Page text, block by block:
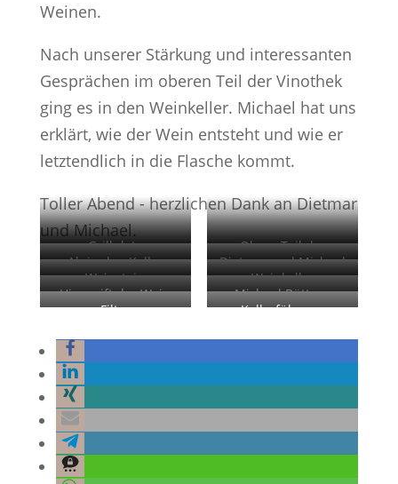
Weinen.
Nach unserer Stärkung und interessanten
Gesprächen im oberen Teil der Vinothek
ging es in den Weinkeller. Michael hat uns
erklärt, wie der Wein entsteht und wie er
letztendlich in die Flasche kommt.
Toller Abend - herzlichen Dank an Dietmar
und Michael.
Grillplatz
Obere Teil der
Vinothek
Ab in den Keller
Dietmar und Michael
Weinstein
Weinkeller
Hier reift der Wein
Michael Büttner
Filter
Kellerführung